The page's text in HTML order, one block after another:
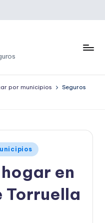
por municipios
Seguros
en
Torruella